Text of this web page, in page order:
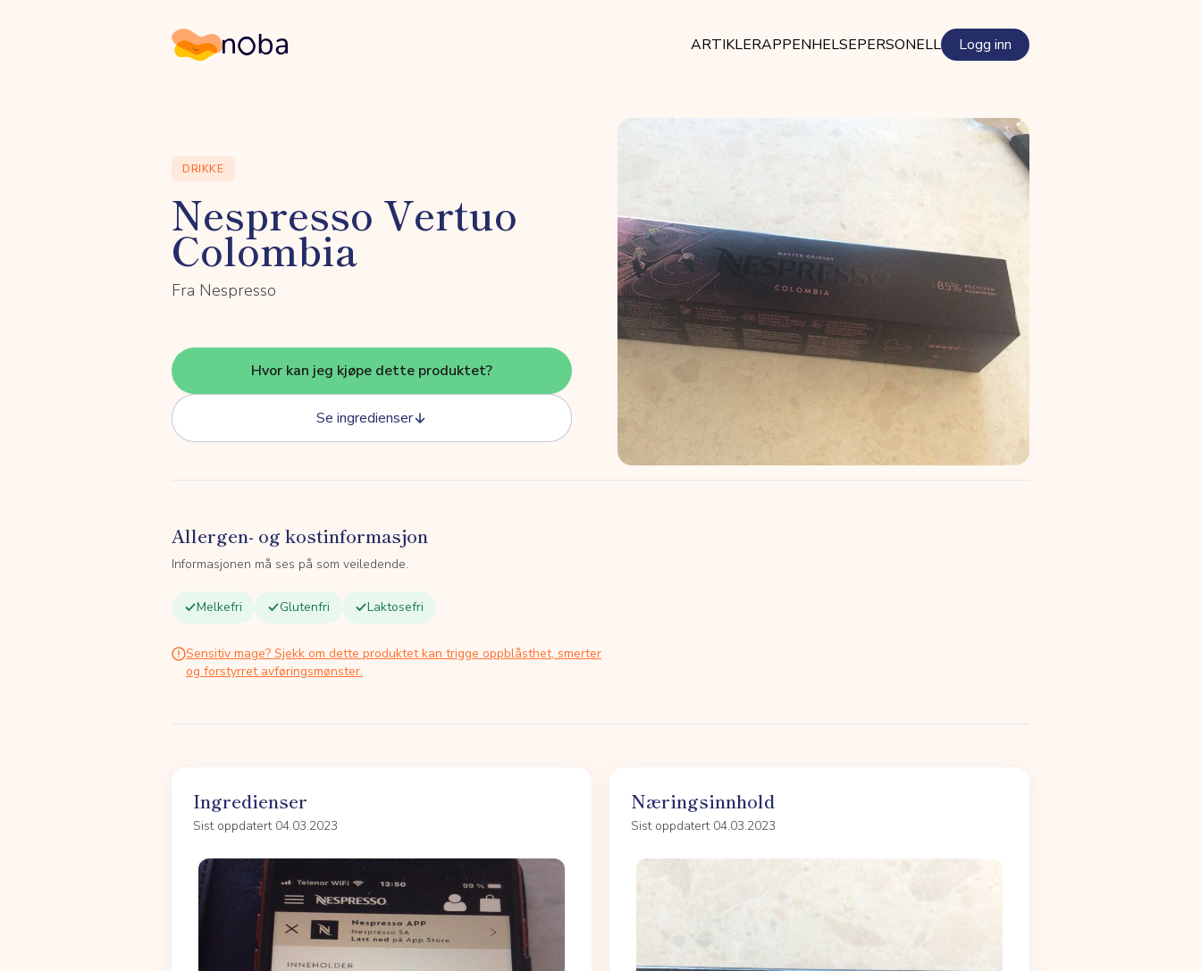
Noba ARTIKLERAPPENHELSEPERSONELL Logg inn
DRIKKE
Nespresso Vertuo
Colombia
Fra Nespresso
Hvor kan jeg kjøpe dette produktet?
Se ingredienser
Allergen- og kostinformasjon
Informasjonen må ses på som veiledende.
Melkefri Glutenfri Laktosefri
Sensitiv mage? Sjekk om dette produktet kan trigge oppblåsthet, smerter
og forstyrret avføringsmønster.
Ingredienser
Sist oppdatert 04.03.2023
Næringsinnhold
Sist oppdatert 04.03.2023